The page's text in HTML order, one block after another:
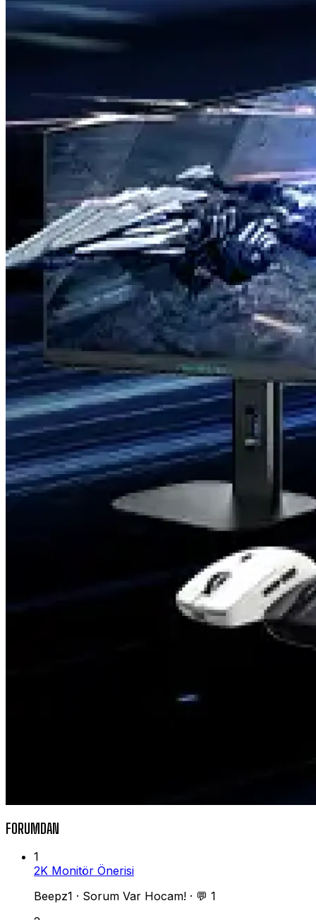
FORUMDAN
1
2K Monitör Önerisi
Beepz1 · Sorum Var Hocam! · 💬 1